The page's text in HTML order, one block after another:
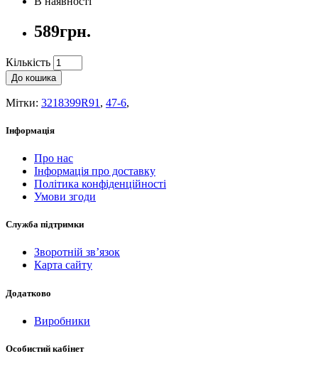
589грн.
Кількість
До кошика
Мітки: 3218399R91 , 47-6,
Інформація
Про нас
Інформація про доставку
Політика конфіденційності
Умови згоди
Служба підтримки
Зворотній зв’язок
Карта сайту
Додатково
Виробники
Особистий кабінет